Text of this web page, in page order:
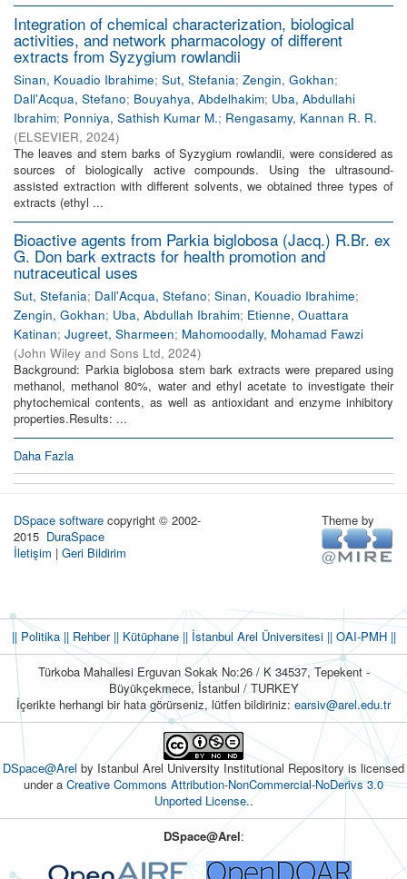
Integration of chemical characterization, biological
activities, and network pharmacology of different
extracts from Syzygium rowlandii
Sinan, Kouadio Ibrahime; Sut, Stefania; Zengin, Gokhan;
Dall'Acqua, Stefano; Bouyahya, Abdelhakim; Uba, Abdullahi
Ibrahim; Ponniya, Sathish Kumar M.; Rengasamy, Kannan R. R.
(ELSEVIER, 2024)
The leaves and stem barks of Syzygium rowlandii, were considered as
sources of biologically active compounds. Using the ultrasound-
assisted extraction with different solvents, we obtained three types of
extracts (ethyl ...
Bioactive agents from Parkia biglobosa (Jacq.) R.Br. ex
G. Don bark extracts for health promotion and
nutraceutical uses
Sut, Stefania; Dall'Acqua, Stefano; Sinan, Kouadio Ibrahime;
Zengin, Gokhan; Uba, Abdullah Ibrahim; Etienne, Ouattara
Katinan; Jugreet, Sharmeen; Mahomoodally, Mohamad Fawzi
(John Wiley and Sons Ltd, 2024)
Background: Parkia biglobosa stem bark extracts were prepared using
methanol, methanol 80%, water and ethyl acetate to investigate their
phytochemical contents, as well as antioxidant and enzyme inhibitory
properties.Results: ...
Daha Fazla
DSpace software copyright © 2002-
2015 DuraSpace
İletişim | Geri Bildirim
Theme by
|| Politika|| Rehber|| Kütüphane|| İstanbul Arel Üniversitesi ||OAI-PMH ||
Türkoba Mahallesi Erguvan Sokak No:26 / K 34537, Tepekent -
Büyükçekmece, İstanbul / TURKEY
İçerikte herhangi bir hata görürseniz, lütfen bildiriniz: earsiv@arel.edu.tr
DSpace@Arel by Istanbul Arel University Institutional Repository is licensed
under a Creative Commons Attribution-NonCommercial-NoDerivs 3.0
Unported License..
DSpace@Arel: